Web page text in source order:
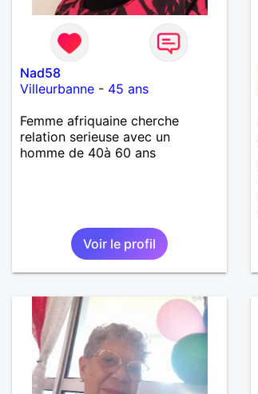
Nad58
Villeurbanne- 45 ans
Femme afriquaine cherche
relation serieuse avec un
homme de 40à 60 ans
Voir le profil